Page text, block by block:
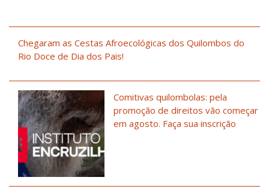
Chegaram as Cestas Afroecológicas dos Quilombos do
Rio Doce de Dia dos Pais!
Comitivas quilombolas: pela
promoção de direitos vão começar
em agosto. Faça sua inscrição